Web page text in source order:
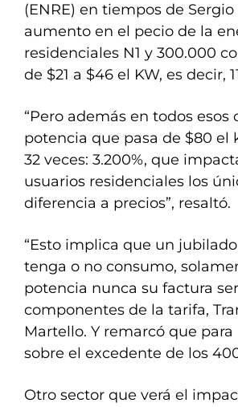
(ENRE) en tiempos de
aumento en el pecio de la
residenciales N1 y 300.000
de $21 a $46 el KW, es decir,
“Pero además en todos
potencia que pasa de $80 el
32 veces: 3.200%, que
usuarios residenciales los
diferencia a precios”, resaltó.
“Esto implica que un
tenga o no consumo,
potencia nunca su factura
componentes de la tarifa,
Martello. Y remarcó que
sobre el excedente de los
Otro sector que verá el